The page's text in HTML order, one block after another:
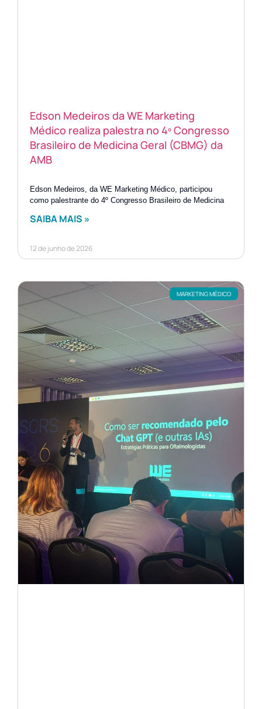
Edson Medeiros da WE Marketing
Médico realiza palestra no 4º Congresso
Brasileiro de Medicina Geral (CBMG) da
AMB
Edson Medeiros, da WE Marketing Médico, participou
como palestrante do 4º Congresso Brasileiro de Medicina
SAIBA MAIS »
12 de junho de 2026
MARKETING MÉDICO